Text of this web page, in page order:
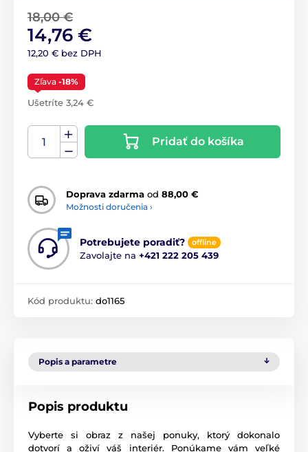
18,00 €
14,76 €
12,20 € bez DPH
Zľava -18%
Ušetríte 3,24 €
Pridať do košíka
Doprava zdarma od 88,00 €
Možnosti doručenia ›
Potrebujete poradiť? offline
Zavolajte na +421 222 205 439
Kód produktu: do1165
Popis a parametre
Popis produktu
Vyberte si obraz z našej ponuky, ktorý dokonalo
dotvorí a oživí váš interiér. Ponúkame vám veľké